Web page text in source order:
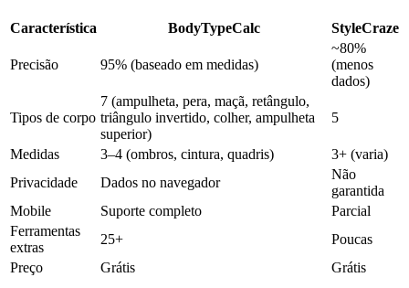
Característica BodyTypeCalc StyleCraze
Precisão 95% (baseado em medidas)
~80%
(menos
dados)
Tipos de corpo
7 (ampulheta, pera, maçã, retângulo,
triângulo invertido, colher, ampulheta
superior)
5
Medidas 3–4 (ombros, cintura, quadris)
3+ (varia)
Privacidade
Dados no navegador
Não
garantida
Mobile
Suporte completo
Parcial
Ferramentas
extras
25+
Poucas
Preço
Grátis Grátis